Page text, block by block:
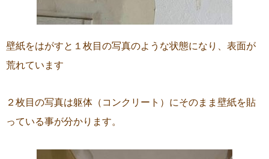
壁紙をはがすと１枚目の写真のような状態になり、表面が
荒れています
２枚目の写真は躯体（コンクリート）にそのまま壁紙を貼
っている事が分かります。